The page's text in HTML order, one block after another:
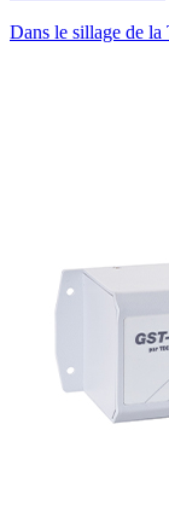
Dans le sillage de